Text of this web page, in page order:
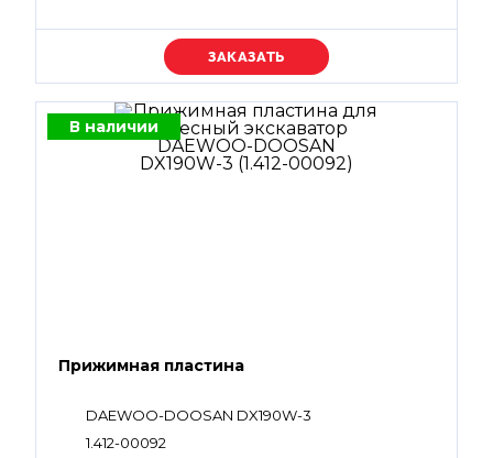
Уточняйте цену
В наличии
Прижимная пластина
DAEWOO-DOOSAN DX190W-3
1.412-00092